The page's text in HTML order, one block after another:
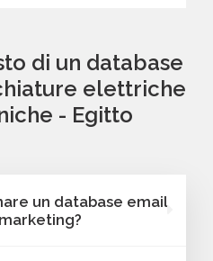
di un database
elettriche
- Egitto
un database email